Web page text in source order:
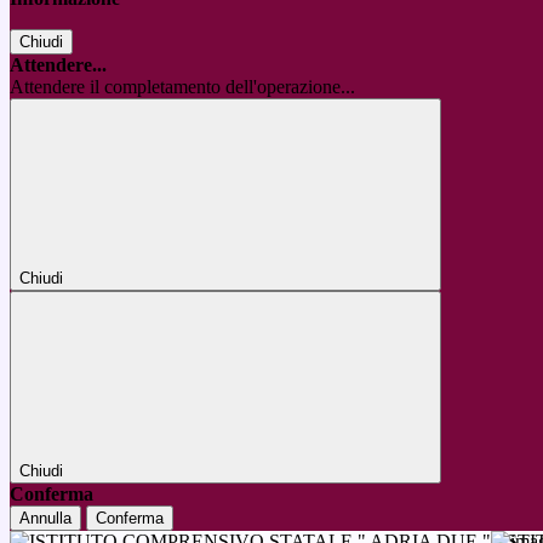
Chiudi
Attendere...
Attendere il completamento dell'operazione...
Chiudi
Chiudi
Conferma
Annulla Conferma